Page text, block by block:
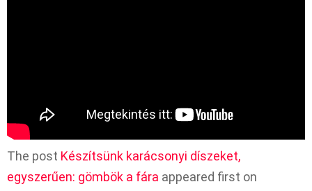
The post Készítsünk karácsonyi díszeket,
egyszerűen: gömbök a fára appeared first on